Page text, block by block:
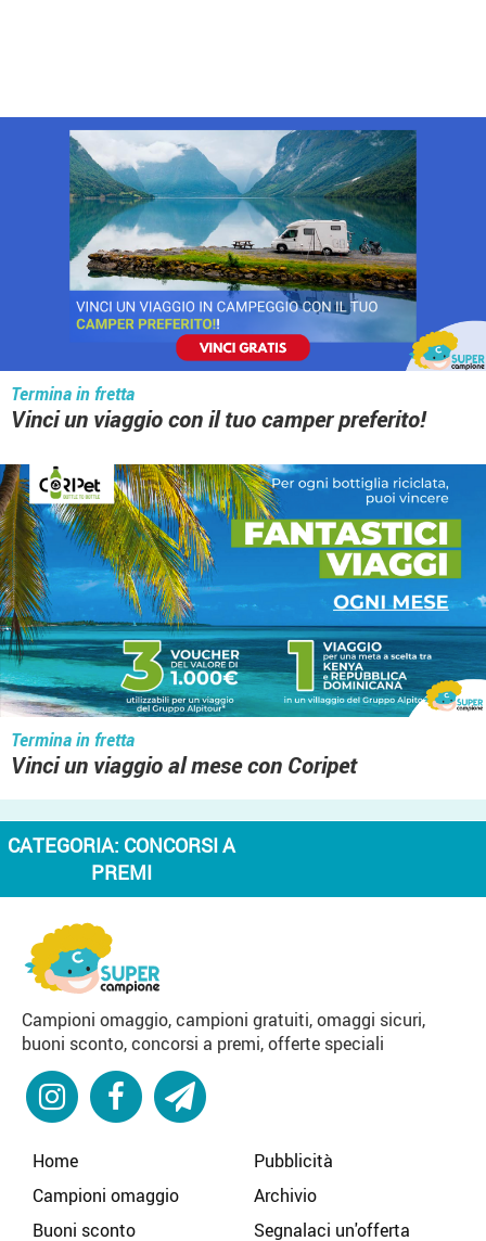
Termina in fretta
Vinci un viaggio con il tuo camper preferito!
Termina in fretta
Vinci un viaggio al mese con Coripet
CATEGORIA: CONCORSI A
PREMI
Campioni omaggio, campioni gratuiti, omaggi sicuri,
buoni sconto, concorsi a premi, offerte speciali
Home
Campioni omaggio
Buoni sconto
Pubblicità
Archivio
Segnalaci un'offerta